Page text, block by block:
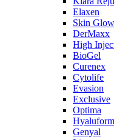
Elaxen
Skin
DerMaxx
High
BioGel
Curenex
Cytolife
Evasion
Exclusive
Optima
Hyaluform
Genyal